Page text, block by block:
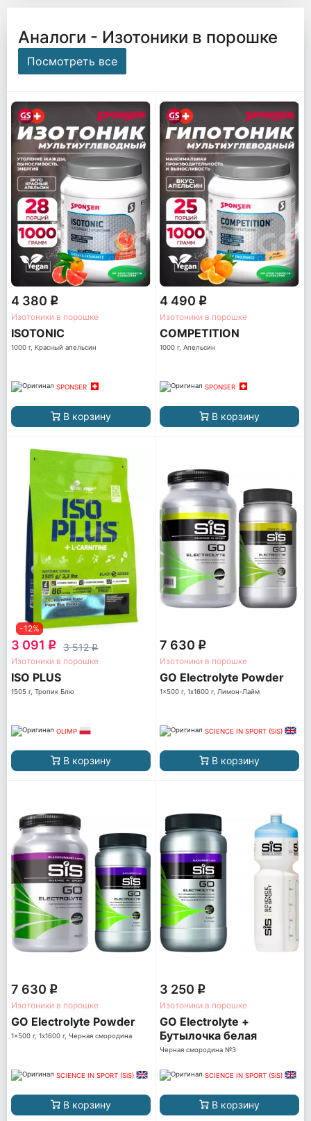
Аналоги - Изотоники в порошке
Посмотреть все
4 380 q
Изотоники в порошке
ISOTONIC
1000 г, Красный апельсин
SPONSER
В корзину
4 490 q
Изотоники в порошке
COMPETITION
1000 г, Апельсин
SPONSER
В корзину
-12%
3 091 q 3 512q
Изотоники в порошке
ISO PLUS
1505 г, Тропик Блю
OLIMP
В корзину
7 630 q
Изотоники в порошке
GO Electrolyte Powder
1x500 г, 1x1600 г, Лимон-Лайм
SCIENCE IN SPORT (SiS)
В корзину
7 630 q
Изотоники в порошке
GO Electrolyte Powder
1x500 г, 1x1600 г, Черная смородина
SCIENCE IN SPORT (SiS)
В корзину
3 250 q
Изотоники в порошке
GO Electrolyte +
Бутылочка белая
Черная смородина №3
SCIENCE IN SPORT (SiS)
В корзину